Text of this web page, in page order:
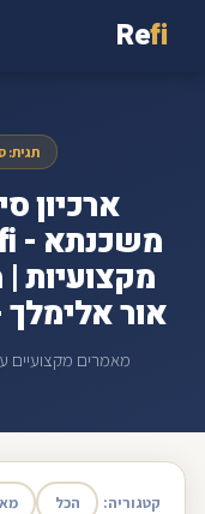
Refi
תגית:
ארכיון
מקצועיות
אור
מאמרים מקצועיים
קטגוריה: הכל